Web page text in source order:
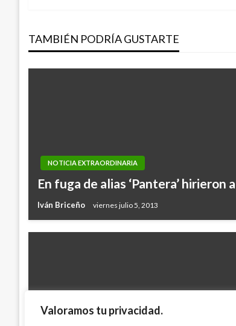
Valoramos tu privacidad.
entradas
TAMBIÉN PODRÍA GUSTARTE
NOTICIA EXTRAORDINARIA
En fuga de alias ‘Pantera’
Iván Briceño viernes julio 5, 2013